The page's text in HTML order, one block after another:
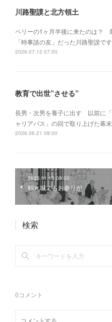
川路聖謨と北方領土
ペリーの1ヶ月半後に来たのは？
「時事談の友」だった川路聖謨で
2026.07.12 07:00
教育で出世”させる”
長男・次男を養子に出す 以前に
ャリアパス」の回で取り上げた幕
2026.06.21 08:00
2025.01.13 08:00
鶴丸城でもお参りが
検索
0コメント